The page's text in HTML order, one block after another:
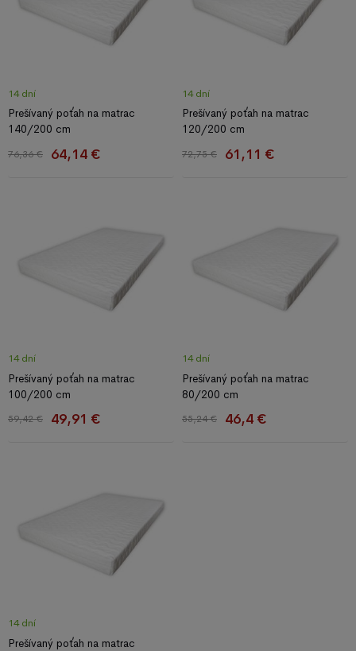
14 dní
Prešívaný poťah na matrac
140/200 cm
76,36 € 64,14 €
14 dní
Prešívaný poťah na matrac
120/200 cm
72,75 € 61,11 €
14 dní
Prešívaný poťah na matrac
100/200 cm
59,42 € 49,91 €
14 dní
Prešívaný poťah na matrac
80/200 cm
55,24 € 46,4 €
14 dní
Prešívaný poťah na matrac